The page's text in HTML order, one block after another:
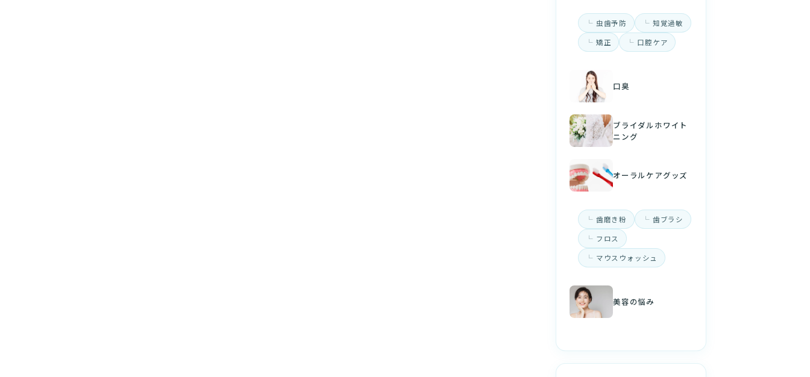
虫歯予防
知覚過敏
矯正
口腔ケア
口臭
ブライダルホワイト
ニング
オーラルケアグッズ
歯磨き粉
歯ブラシ
フロス
マウスウォッシュ
美容の悩み